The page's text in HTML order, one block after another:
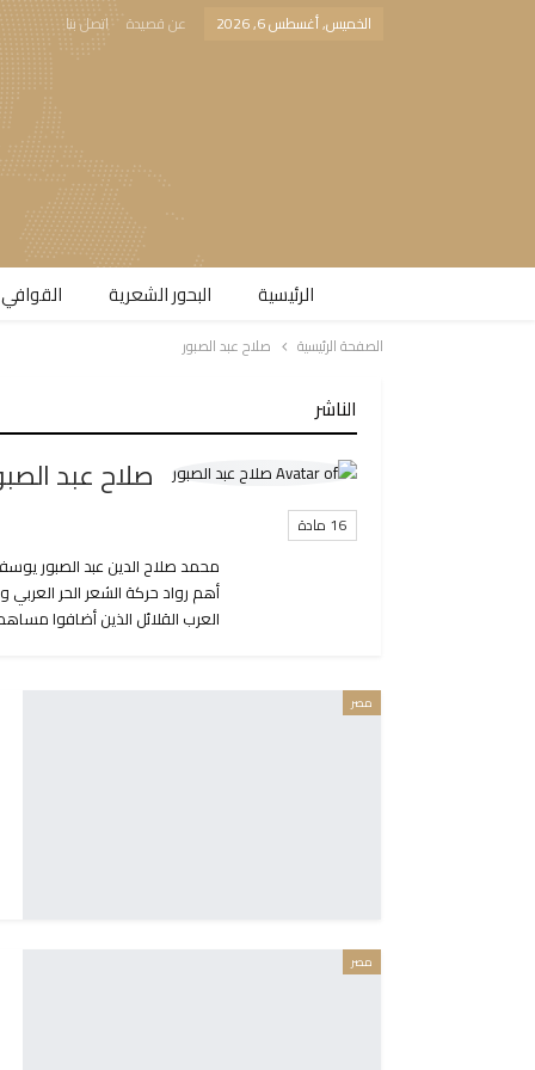
الخميس, أغسطس 6, 2026 عن قصيدة اتصل بنا
الرئيسية البحور الشعرية​
الصفحة الرئيسية صلاح عبد الصبور
الناشر
صلاح عبد
16 مادة
أهم رواد حركة الشعر الحر العربي
العرب القلائل الذين أضافوا
مصر
مصر